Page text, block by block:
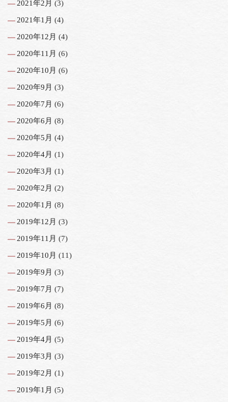
2021年2月 (3)
2021年1月 (4)
2020年12月 (4)
2020年11月 (6)
2020年10月 (6)
2020年9月 (3)
2020年7月 (6)
2020年6月 (8)
2020年5月 (4)
2020年4月 (1)
2020年3月 (1)
2020年2月 (2)
2020年1月 (8)
2019年12月 (3)
2019年11月 (7)
2019年10月 (11)
2019年9月 (3)
2019年7月 (7)
2019年6月 (8)
2019年5月 (6)
2019年4月 (5)
2019年3月 (3)
2019年2月 (1)
2019年1月 (5)